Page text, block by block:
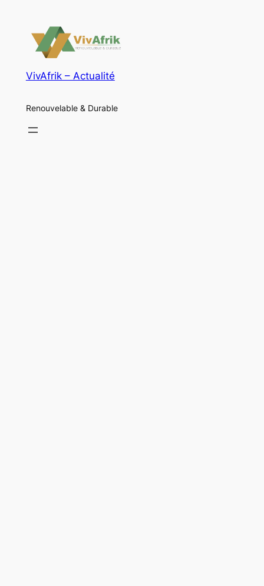
VivAfrik – Actualité
Renouvelable & Durable